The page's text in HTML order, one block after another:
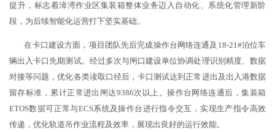
提升，标志着漳湾作业区集装箱整体业务迈入自动化、系统化管理新阶
段，为后续智能化运营打下坚实基础。
在卡口建设方面，项目团队先后完成操作台网络连通及18-21#泊位车
辆出入卡口先期测试。经过多次与闸口建设单位协调处理识别精度、数据
对接等问题，优化各类读取口径后，卡口测试达到正常进出及出入港数据
留存标准，累计正常进出闸达9386次以上。操作台网络连通后，集装箱
ETOS数据可正常与ECS系统及操作台进行指令交互，实现生产指令高效
传递，优化轨道吊作业流程及效率，展现出良好的运行效能。